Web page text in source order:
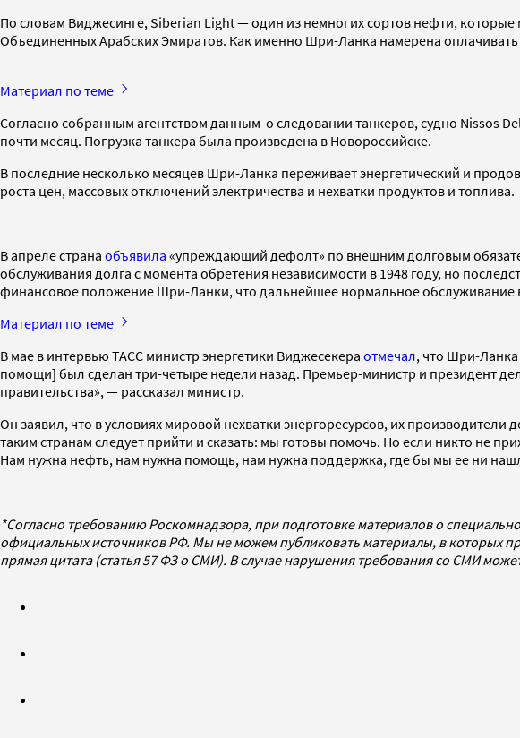
По словам Виджесинге, Siberian Light — один из немногих сортов нефти,
Объединенных Арабских Эмиратов. Как именно Шри-Ланка намерена оплачивать
Материал по теме
Согласно собранным агентством данным о следовании танкеров, судно Nissos
почти месяц. Погрузка танкера была произведена в Новороссийске.
В последние несколько месяцев Шри-Ланка переживает энергетический и
роста цен, массовых отключений электричества и нехватки продуктов и топлива.
В апреле страна объявила «упреждающий дефолт» по внешним долговым
обслуживания долга с момента обретения независимости в 1948 году, но
финансовое положение Шри-Ланки, что дальнейшее нормальное обслуживание
Материал по теме
В мае в интервью ТАСС министр энергетики Виджесекера отмечал, что Шри-Ланка
помощи] был сделан три-четыре недели назад. Премьер-министр и президент
правительства», — рассказал министр.
Он заявил, что в условиях мировой нехватки энергоресурсов, их
таким странам следует прийти и сказать: мы готовы помочь. Но если никто не
Нам нужна нефть, нам нужна помощь, нам нужна поддержка, где бы мы ее ни
*Согласно требованию Роскомнадзора, при подготовке материалов о
официальных источников РФ. Мы не можем публиковать материалы, в которых
прямая цитата (статья 57 ФЗ о СМИ). В случае нарушения требования со СМИ